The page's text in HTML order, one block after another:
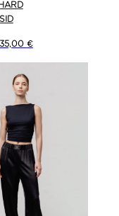
hind oli: 159,00 €.
€Current price is: